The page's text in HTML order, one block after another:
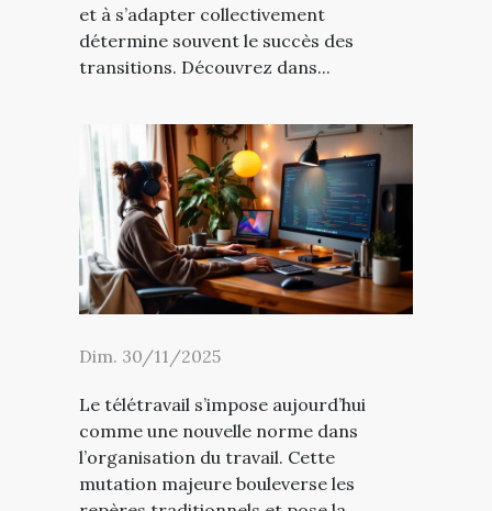
et à s’adapter collectivement
détermine souvent le succès des
transitions. Découvrez dans...
Dim. 30/11/2025
Le télétravail s’impose aujourd’hui
comme une nouvelle norme dans
l’organisation du travail. Cette
mutation majeure bouleverse les